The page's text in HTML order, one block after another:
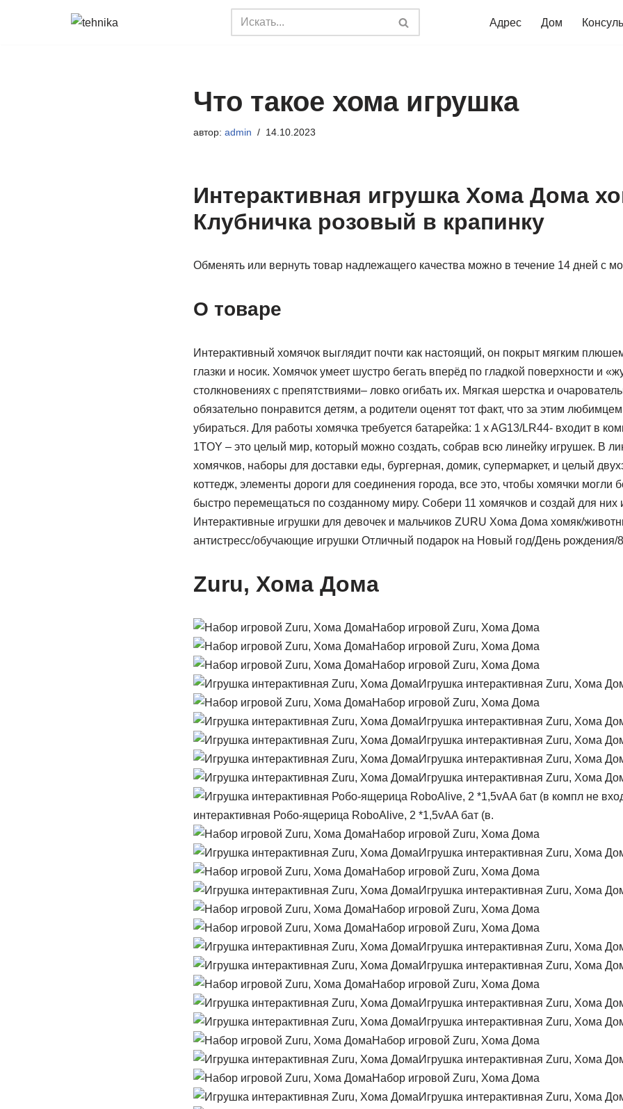
Адрес Дом
Что такое хома игрушка
автор: admin 14.10.2023
Интерактивная игрушка Хома Дома
Клубничка розовый в крапинку
Обменять или вернуть товар надлежащего качества можно в течение 14 дней с
О товаре
Интерактивный хомячок выглядит почти как настоящий, он покрыт мягким
глазки и носик. Хомячок умеет шустро бегать вперёд по гладкой поверхности и
столкновениях с препятствиями– ловко огибать их. Мягкая шерстка и
обязательно понравится детям, а родители оценят тот факт, что за этим
убираться. Для работы хомячка требуется батарейка: 1 x AG13/LR44- входит в
1TOY – это целый мир, который можно создать, собрав всю линейку игрушек. В
хомячков, наборы для доставки еды, бургерная, домик, супермаркет, и целый
коттедж, элементы дороги для соединения города, все это, чтобы хомячки могли
быстро перемещаться по созданному миру. Собери 11 хомячков и создай для них
Интерактивные игрушки для девочек и мальчиков ZURU Хома Дома хомяк/
антистресс/обучающие игрушки Отличный подарок на Новый год/День рождения/
Zuru, Хома Дома
Набор игровой Zuru, Хома Дома
Набор игровой Zuru, Хома Дома
Набор игровой Zuru, Хома Дома
Игрушка интерактивная Zuru, Хома
Набор игровой Zuru, Хома Дома
Игрушка интерактивная Zuru, Хома
Игрушка интерактивная Zuru, Хома
Игрушка интерактивная Zuru, Хома
Игрушка интерактивная Zuru, Хома
интерактивная Робо-ящерица RoboAlive, 2 *1,5vAA бат (в.
Набор игровой Zuru, Хома Дома
Игрушка интерактивная Zuru, Хома
Набор игровой Zuru, Хома Дома
Игрушка интерактивная Zuru, Хома
Набор игровой Zuru, Хома Дома
Набор игровой Zuru, Хома Дома
Игрушка интерактивная Zuru, Хома
Игрушка интерактивная Zuru, Хома
Набор игровой Zuru, Хома Дома
Игрушка интерактивная Zuru, Хома
Игрушка интерактивная Zuru, Хома
Набор игровой Zuru, Хома Дома
Игрушка интерактивная Zuru, Хома
Набор игровой Zuru, Хома Дома
Игрушка интерактивная Zuru, Хома